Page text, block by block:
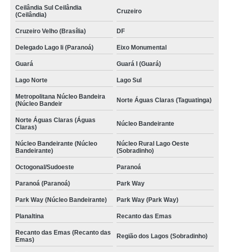
Ceilândia Sul Ceilândia
(Ceilândia)
Cruzeiro
Cruzeiro Velho (Brasília) DF
Delegado Lago Ii (Paranoá) Eixo Monumental
Guará Guará I (Guará)
Lago Norte Lago Sul
Metropolitana Núcleo Bandeira
(Núcleo Bandeir
Norte Águas Claras (Taguatinga)
Norte Águas Claras (Águas
Claras)
Núcleo Bandeirante
Núcleo Bandeirante (Núcleo
Bandeirante)
Núcleo Rural Lago Oeste
(Sobradinho)
Octogonal/Sudoeste Paranoá
Paranoá (Paranoá) Park Way
Park Way (Núcleo Bandeirante) Park Way (Park Way)
Planaltina Recanto das Emas
Recanto das Emas (Recanto das
Emas)
Região dos Lagos (Sobradinho)